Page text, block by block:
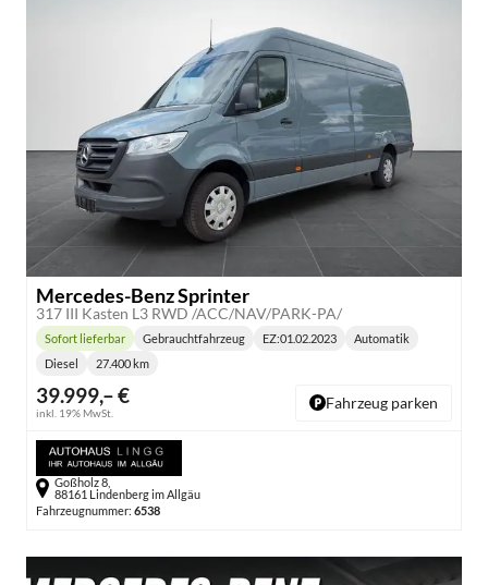
Mercedes-Benz Sprinter
317 III Kasten L3 RWD /ACC/NAV/PARK-PA/
39.999,– €
inkl. 19% MwSt.
Lieferzeit:
Sofort lieferbar Gebrauchtfahrzeug EZ:01.02.2023
Getriebe:
Automatik
Kraftstoff:
Diesel
Kilometerstand:
27.400 km
Fahrzeug parken
Goßholz 8,
88161 Lindenberg im Allgäu
Fahrzeugnummer: 6538